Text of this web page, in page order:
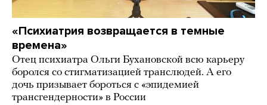
«Психиатрия возвращается в темные
времена»
Отец психиатра Ольги Бухановской всю карьеру
боролся со стигматизацией транслюдей. А его
дочь призывает бороться с «эпидемией
трансгендерности» в России